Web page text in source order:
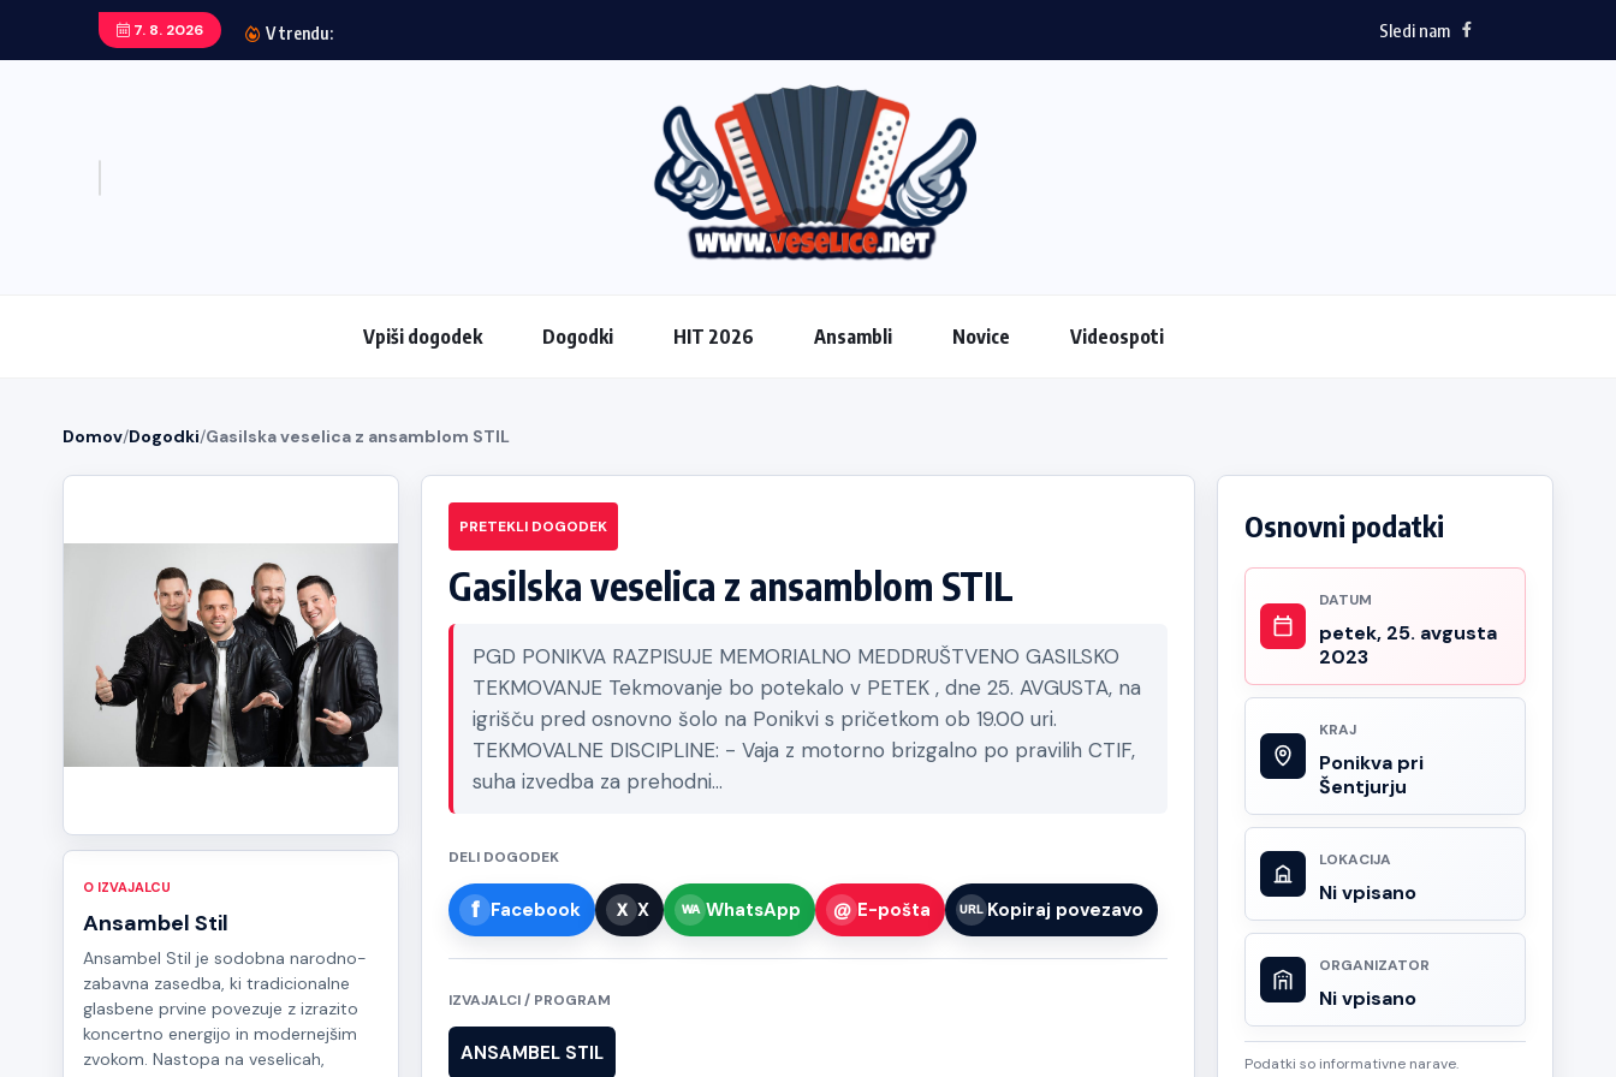
7. 8. 2026 V trendu: Sledi nam
Vpiši dogodek Dogodki HIT 2026 Ansambli Novice Videospoti
Domov/Dogodki/Gasilska veselica z ansamblom STIL
O IZVAJALCU
Ansambel Stil
Ansambel Stil je sodobna narodno-
zabavna zasedba, ki tradicionalne
glasbene prvine povezuje z izrazito
koncertno energijo in modernejšim
zvokom. Nastopa na veselicah,
PRETEKLI DOGODEK
Gasilska veselica z ansamblom STIL
PGD PONIKVA RAZPISUJE MEMORIALNO MEDDRUŠTVENO GASILSKO
TEKMOVANJE Tekmovanje bo potekalo v PETEK , dne 25. AVGUSTA, na
igrišču pred osnovno šolo na Ponikvi s pričetkom ob 19.00 uri.
TEKMOVALNE DISCIPLINE: - Vaja z motorno brizgalno po pravilih CTIF,
suha izvedba za prehodni…
DELI DOGODEK
Facebook X WhatsApp E-pošta Kopiraj povezavo
IZVAJALCI / PROGRAM
ANSAMBEL STIL
Osnovni podatki
DATUM
petek, 25. avgusta
2023
KRAJ
Ponikva pri
Šentjurju
LOKACIJA
Ni vpisano
ORGANIZATOR
Ni vpisano
Podatki so informativne narave.